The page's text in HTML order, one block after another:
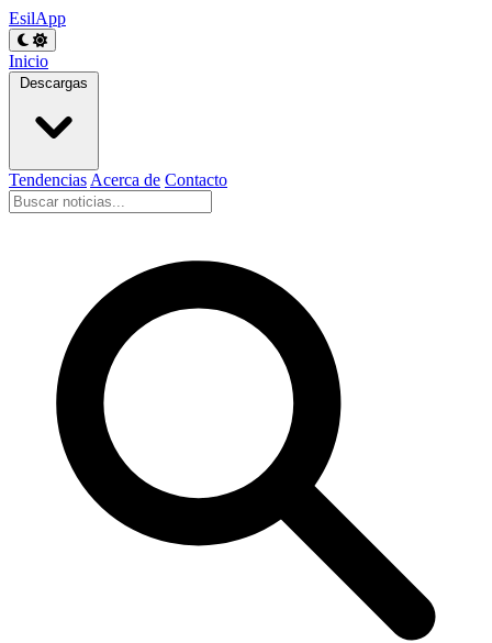
EsilApp
Inicio
Descargas
Tendencias Acerca de Contacto